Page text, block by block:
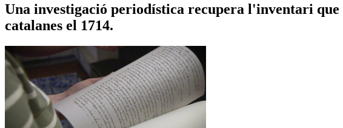
Una investigació periodística recupera l'inventari
catalanes el 1714.